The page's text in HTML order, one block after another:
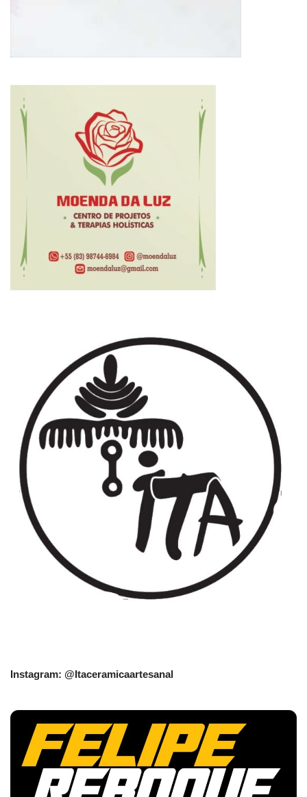
Instagram: @Itaceramicaartesanal